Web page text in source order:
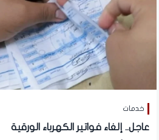
خدمات
عاجل.. إلغاء فواتير الكهرباء الورقية